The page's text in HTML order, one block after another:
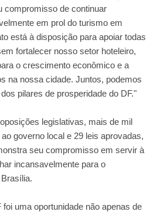
compromisso de continuar
em prol do turismo em
está à disposição para apoiar todas
fortalecer nosso setor hoteleiro,
o crescimento econômico e a
na nossa cidade. Juntos, podemos
pilares de prosperidade do DF."
legislativas, mais de mil
governo local e 29 leis aprovadas,
seu compromisso em servir à
incansavelmente para o
uma oportunidade não apenas de